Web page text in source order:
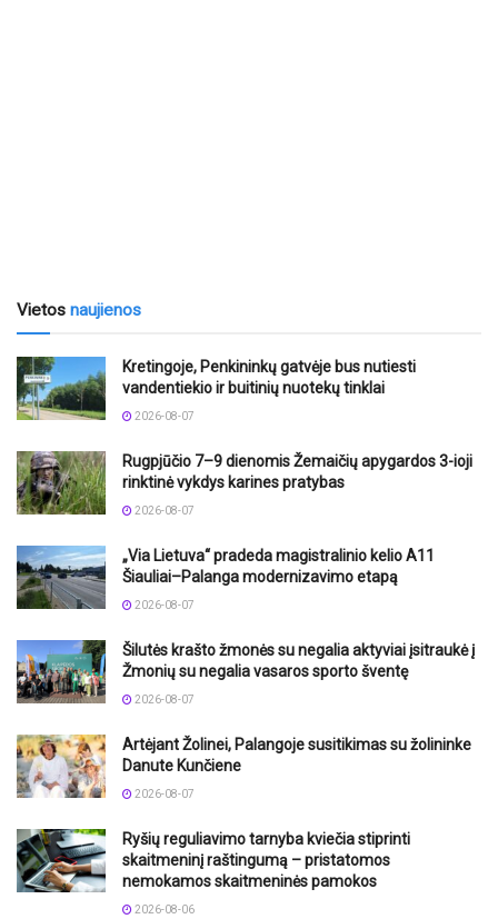
Vietos naujienos
Kretingoje, Penkininkų gatvėje bus nutiesti
vandentiekio ir buitinių nuotekų tinklai
2026-08-07
Rugpjūčio 7–9 dienomis Žemaičių apygardos 3-ioji
rinktinė vykdys karines pratybas
2026-08-07
„Via Lietuva“ pradeda magistralinio kelio A11
Šiauliai–Palanga modernizavimo etapą
2026-08-07
Šilutės krašto žmonės su negalia aktyviai įsitraukė į
Žmonių su negalia vasaros sporto šventę
2026-08-07
Artėjant Žolinei, Palangoje susitikimas su žolininke
Danute Kunčiene
2026-08-07
Ryšių reguliavimo tarnyba kviečia stiprinti
skaitmeninį raštingumą – pristatomos
nemokamos skaitmeninės pamokos
2026-08-06